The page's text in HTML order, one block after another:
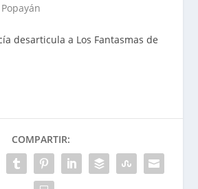
desarticula a Los Fantasmas de
COMPARTIR: